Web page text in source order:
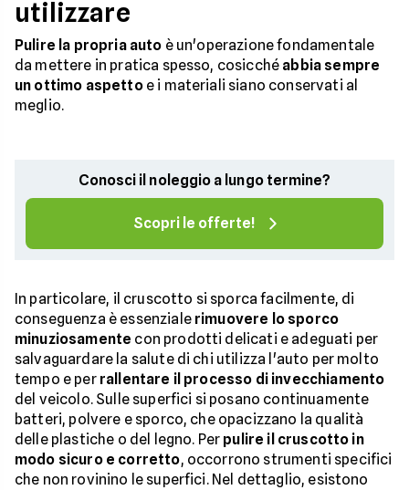
utilizzare
Pulire la propria auto è un'operazione fondamentale
da mettere in pratica spesso, cosicché abbia sempre
un ottimo aspettoe i materiali siano conservati al
meglio.
Conosci il noleggio a lungo termine?
Scopri le offerte!
In particolare, il cruscotto si sporca facilmente, di
conseguenza è essenziale rimuovere lo sporco
minuziosamente con prodotti delicati e adeguati per
salvaguardare la salute di chi utilizza l'auto per molto
tempo e per rallentare il processo di invecchiamento
del veicolo. Sulle superfici si posano continuamente
batteri, polvere e sporco, che opacizzano la qualità
delle plastiche o del legno. Per pulire il cruscotto in
modo sicuro e corretto, occorrono strumenti specifici
che non rovinino le superfici. Nel dettaglio, esistono